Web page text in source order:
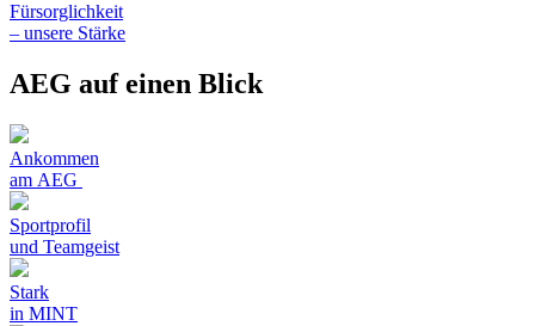
Fürsorglichkeit
– unsere Stärke
AEG auf einen Blick
Ankommen
am AEG
Sportprofil
und Teamgeist
Stark
in MINT